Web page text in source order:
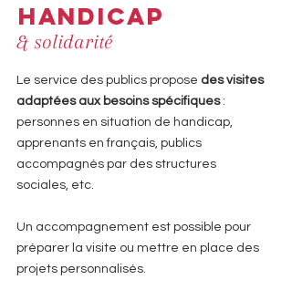
handicap
& solidarité
Le service des publics propose des visites
adaptées aux besoins spécifiques:
personnes en situation de handicap,
apprenants en français, publics
accompagnés par des structures
sociales, etc.
Un accompagnement est possible pour
préparer la visite ou mettre en place des
projets personnalisés.